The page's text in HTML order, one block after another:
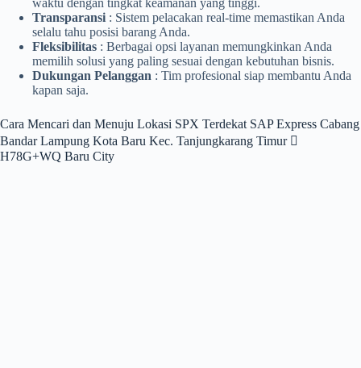
waktu dengan tingkat keamanan yang tinggi.
Transparansi : Sistem pelacakan real-time memastikan Anda
selalu tahu posisi barang Anda.
Fleksibilitas : Berbagai opsi layanan memungkinkan Anda
memilih solusi yang paling sesuai dengan kebutuhan bisnis.
Dukungan Pelanggan : Tim profesional siap membantu Anda
kapan saja.
Cara Mencari dan Menuju Lokasi SPX Terdekat SAP Express Cabang
Bandar Lampung Kota Baru Kec. Tanjungkarang Timur 
H78G+WQ Baru City